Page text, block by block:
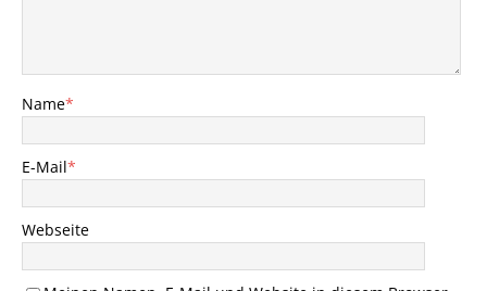
Name*
E-Mail*
Webseite